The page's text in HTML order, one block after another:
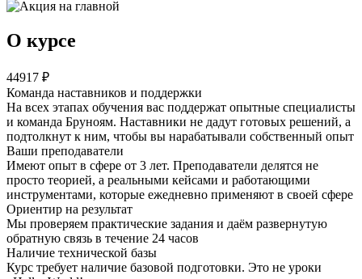
О курсе
44917 ₽
Команда наставников и поддержки
На всех этапах обучения вас поддержат опытные специалисты
и команда Бруноям. Наставники не дадут готовых решений, а
подтолкнут к ним, чтобы вы нарабатывали собственный опыт
Ваши преподаватели
Имеют опыт в сфере от 3 лет. Преподаватели делятся не
просто теорией, а реальными кейсами и работающими
инструментами, которые ежедневно применяют в своей сфере
Ориентир на результат
Мы проверяем практические задания и даём развернутую
обратную связь в течение 24 часов
Наличие технической базы
Курс требует наличие базовой подготовки. Это не уроки